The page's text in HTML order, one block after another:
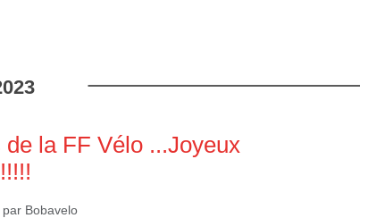
de la FF Vélo ...Joyeux
par Bobavelo